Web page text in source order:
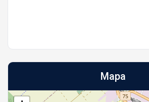
Mapa